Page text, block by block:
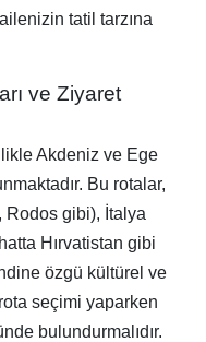
tatil tarzına
ve Ziyaret
Akdeniz ve Ege
Bu rotalar,
Rodos gibi), İtalya
Hırvatistan gibi
özgü kültürel ve
seçimi yaparken
bulundurmalıdır.